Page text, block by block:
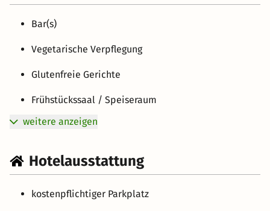
Bar(s)
Vegetarische Verpflegung
Glutenfreie Gerichte
Frühstückssaal / Speiseraum
weitere anzeigen
Hotelausstattung
kostenpflichtiger Parkplatz